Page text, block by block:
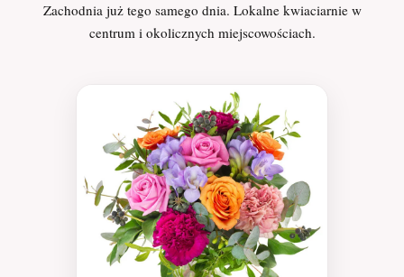
Zachodnia już tego samego dnia. Lokalne kwiaciarnie w
centrum i okolicznych miejscowościach.